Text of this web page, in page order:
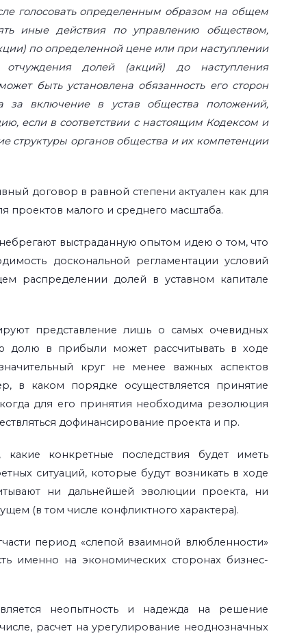
голосовать определенным образом на общем
иные действия по управлению обществом,
по определенной цене или при наступлении
отчуждения долей (акций) до наступления
быть установлена обязанность его сторон
за включение в устав общества положений,
если в соответствии с настоящим Кодексом и
структуры органов общества и их компетенции
договор в равной степени актуален как для
проектов малого и среднего масштаба.
выстраданную опытом идею о том, что
доскональной регламентации условий
распределении долей в уставном капитале
представление лишь о самых очевидных
долю в прибыли может рассчитывать в ходе
круг не менее важных аспектов
в каком порядке осуществляется принятие
для его принятия необходима резолюция
дофинансирование проекта и пр.
конкретные последствия будет иметь
ситуаций, которые будут возникать в ходе
ни дальнейшей эволюции проекта, ни
(в том числе конфликтного характера).
период «слепой взаимной влюбленности»
именно на экономических сторонах бизнес-
неопытность и надежда на решение
расчет на урегулирование неоднозначных